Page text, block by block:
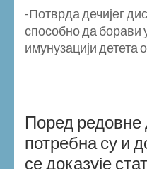
-Потврда дечијег
способно да борави
имунузацији детета
Поред редовне
потребна су и
се доказује